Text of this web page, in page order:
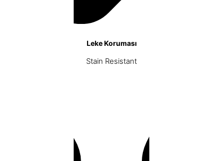
Leke Koruması
Stain Resistant